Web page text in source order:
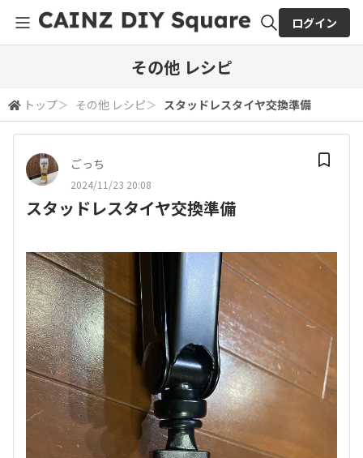
検索
ログイン
その他 レシピ
トップ＞ その他 レシピ＞ スタッドレスタイヤ交換準備
ごっち
2024/11/23 20:08
スタッドレスタイヤ交換準備